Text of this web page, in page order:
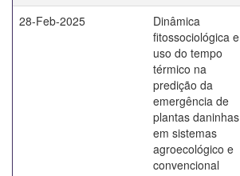
28-Feb-2025
Dinâmica
fitossociológica e
uso do tempo
térmico na
predição da
emergência de
plantas daninhas
em sistemas
agroecológico e
convencional